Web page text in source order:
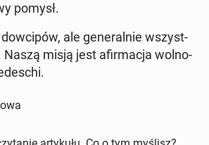
pomysł.
dow­ci­pów, ale ge­ne­ral­nie wszyst­
Naszą misją jest afir­ma­cja wol­no­